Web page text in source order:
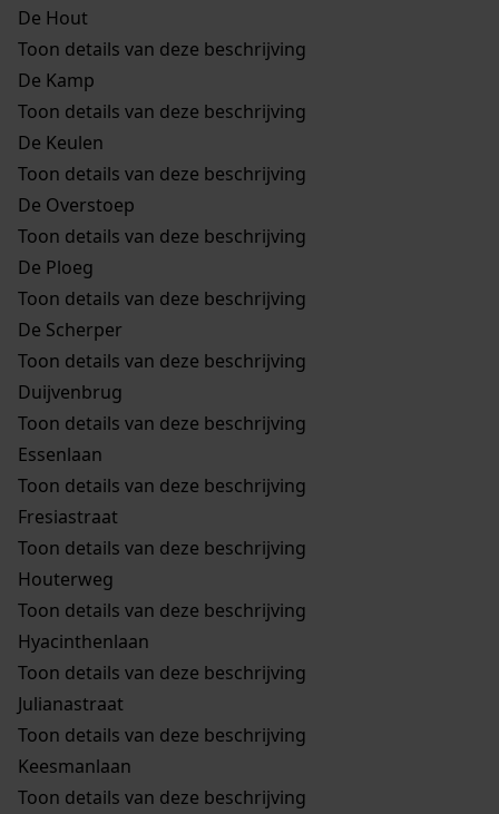
De Hout
Toon details van deze beschrijving
De Kamp
Toon details van deze beschrijving
De Keulen
Toon details van deze beschrijving
De Overstoep
Toon details van deze beschrijving
De Ploeg
Toon details van deze beschrijving
De Scherper
Toon details van deze beschrijving
Duijvenbrug
Toon details van deze beschrijving
Essenlaan
Toon details van deze beschrijving
Fresiastraat
Toon details van deze beschrijving
Houterweg
Toon details van deze beschrijving
Hyacinthenlaan
Toon details van deze beschrijving
Julianastraat
Toon details van deze beschrijving
Keesmanlaan
Toon details van deze beschrijving